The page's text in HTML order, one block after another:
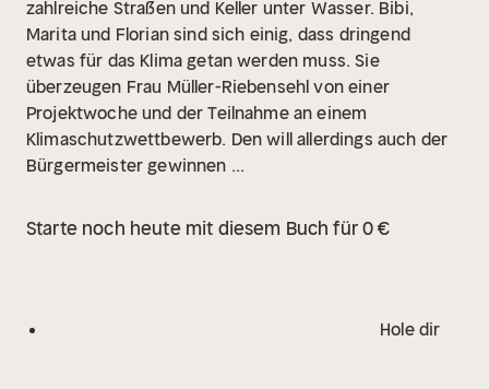
zahlreiche Straßen und Keller unter Wasser. Bibi,
Marita und Florian sind sich einig, dass dringend
etwas für das Klima getan werden muss. Sie
überzeugen Frau Müller-Riebensehl von einer
Projektwoche und der Teilnahme an einem
Klimaschutzwettbewerb. Den will allerdings auch der
Bürgermeister gewinnen ...
Starte noch heute mit diesem Buch für 0 €
Hole dir